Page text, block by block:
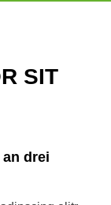
SIT
drei